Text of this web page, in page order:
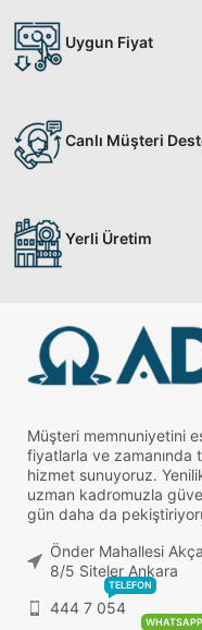
Uygun Fiyat
Canlı Müşteri
Yerli Üretim
Müşteri memnuniyetini
fiyatlarla ve zamanında
hizmet sunuyoruz.
uzman kadromuzla
gün daha da
Önder Mahallesi
8/5 Siteler Ankara
444 7 054
TELEFON
WHATSAPP